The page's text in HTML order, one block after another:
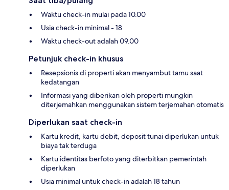
Waktu check-in mulai pada 10.00
Usia check-in minimal - 18
Waktu check-out adalah 09.00
Petunjuk check-in khusus
Resepsionis di properti akan menyambut tamu saat
kedatangan
Informasi yang diberikan oleh properti mungkin
diterjemahkan menggunakan sistem terjemahan otomatis
Diperlukan saat check-in
Kartu kredit, kartu debit, deposit tunai diperlukan untuk
biaya tak terduga
Kartu identitas berfoto yang diterbitkan pemerintah
diperlukan
Usia minimal untuk check-in adalah 18 tahun